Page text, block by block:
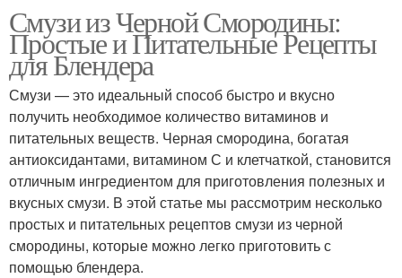
Смузи из Черной Смородины:
Простые и Питательные Рецепты
для Блендера
Смузи — это идеальный способ быстро и вкусно
получить необходимое количество витаминов и
питательных веществ. Черная смородина, богатая
антиоксидантами, витамином С и клетчаткой, становится
отличным ингредиентом для приготовления полезных и
вкусных смузи. В этой статье мы рассмотрим несколько
простых и питательных рецептов смузи из черной
смородины, которые можно легко приготовить с
помощью блендера.